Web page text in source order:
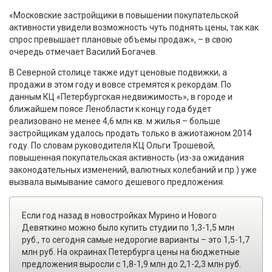
«Московские застройщики в повышении покупательской
активности увидели возможность чуть поднять цены, так как
спрос превышает плановые объемы продаж», – в свою
очередь отмечает Василий Богачев.
В Северной столице также идут ценовые подвижки, а
продажи в этом году и вовсе стремятся к рекордам. По
данным КЦ «Петербургская недвижимость», в городе и
ближайшем поясе Ленобласти к концу года будет
реализовано не менее 4,6 млн кв. м жилья – больше
застройщикам удалось продать только в ажиотажном 2014
году. По словам руководителя КЦ Ольги Трошевой,
повышенная покупательская активность (из-за ожидания
законодательных изменений, валютных колебаний и пр.) уже
вызвала вымывание самого дешевого предложения.
Если год назад в новостройках Мурино и Нового
Девяткино можно было купить студии по 1,3-1,5 млн
руб., то сегодня самые недорогие варианты – это 1,5-1,7
млн руб. На окраинах Петербурга цены на бюджетные
предложения выросли с 1,8-1,9 млн до 2,1-2,3 млн руб.